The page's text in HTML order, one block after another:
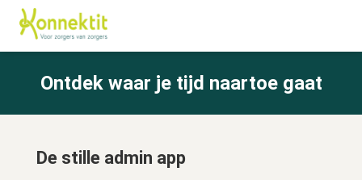
Ontdek waar je tijd naartoe gaat
De stille admin app
policy